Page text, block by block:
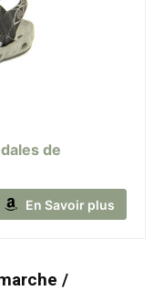
de
En Savoir plus
/